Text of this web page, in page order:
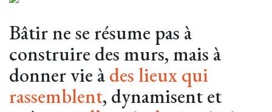
Bâtir ne se résume pas à
construire des murs, mais à
donner vie àdes lieux qui
rassemblent, dynamisent et